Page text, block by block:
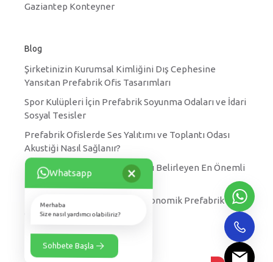
Gaziantep Konteyner
Blog
Şirketinizin Kurumsal Kimliğini Dış Cephesine
Yansıtan Prefabrik Ofis Tasarımları
Spor Kulüpleri İçin Prefabrik Soyunma Odaları ve İdari
Sosyal Tesisler
Prefabrik Ofislerde Ses Yalıtımı ve Toplantı Odası
Akustiği Nasıl Sağlanır?
Prefabrik Yatakhane Fiyatlarını Belirleyen En Önemli
Faktörler Nelerdir?
Kırsal Kesimler için Hızlı ve Ekonomik Prefabrik Köy
Okulu Projeleri
Nova her hakkı saklıdır
Whatsapp ×
Merhaba
Size nasıl yardımcı olabiliriz?
Sohbete Başla